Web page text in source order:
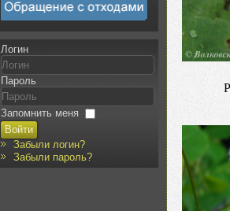
Логин
Пароль
Запомнить меня
Войти
Забыли логин?
Забыли пароль?